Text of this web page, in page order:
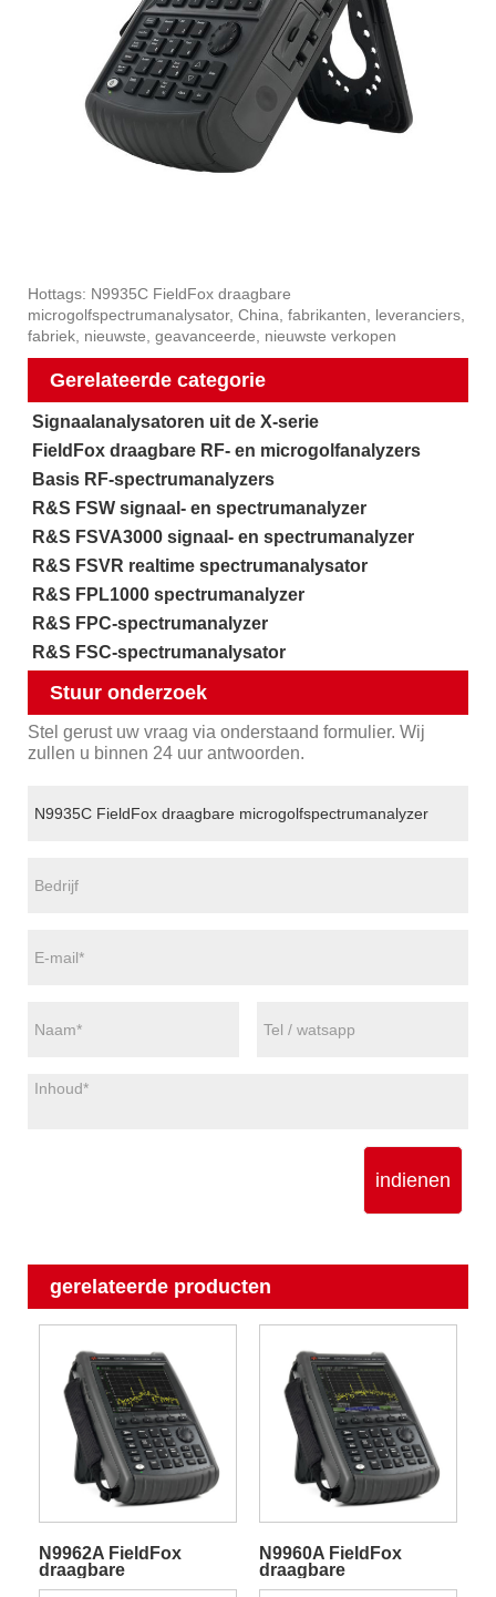
Hottags: N9935C FieldFox draagbare
microgolfspectrumanalysator, China, fabrikanten, leveranciers,
fabriek, nieuwste, geavanceerde, nieuwste verkopen
Gerelateerde categorie
Signaalanalysatoren uit de X-serie
FieldFox draagbare RF- en microgolfanalyzers
Basis RF-spectrumanalyzers
R&S FSW signaal- en spectrumanalyzer
R&S FSVA3000 signaal- en spectrumanalyzer
R&S FSVR realtime spectrumanalysator
R&S FPL1000 spectrumanalyzer
R&S FPC-spectrumanalyzer
R&S FSC-spectrumanalysator
Stuur onderzoek
Stel gerust uw vraag via onderstaand formulier. Wij
zullen u binnen 24 uur antwoorden.
indienen
gerelateerde producten
N9962A FieldFox
draagbare
microgolfspectrumanalyzer
N9960A FieldFox
draagbare
microgolfspectrumanalyzer